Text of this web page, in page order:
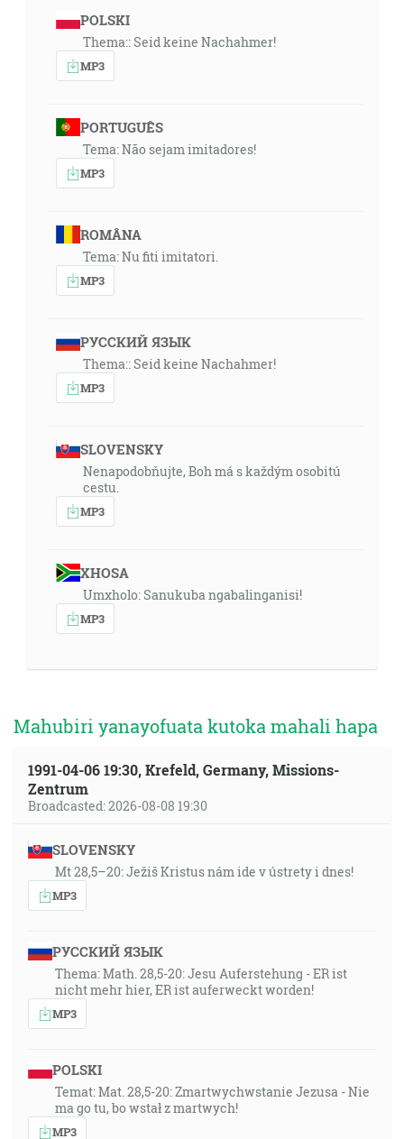
POLSKI
Thema:: Seid keine Nachahmer!
MP3
PORTUGUÊS
Tema: Não sejam imitadores!
MP3
ROMÂNA
Tema: Nu fiti imitatori.
MP3
РУССКИЙ ЯЗЫК
Thema:: Seid keine Nachahmer!
MP3
SLOVENSKY
Nenapodobňujte, Boh má s každým osobitú
cestu.
MP3
XHOSA
Umxholo: Sanukuba ngabalinganisi!
MP3
Mahubiri yanayofuata kutoka mahali hapa
1991-04-06 19:30, Krefeld, Germany, Missions-
Zentrum
Broadcasted: 2026-08-08 19:30
SLOVENSKY
Mt 28,5–20: Ježiš Kristus nám ide v ústrety i dnes!
MP3
РУССКИЙ ЯЗЫК
Thema: Math. 28,5-20: Jesu Auferstehung - ER ist
nicht mehr hier, ER ist auferweckt worden!
MP3
POLSKI
Temat: Mat. 28,5-20: Zmartwychwstanie Jezusa - Nie
ma go tu, bo wstał z martwych!
MP3